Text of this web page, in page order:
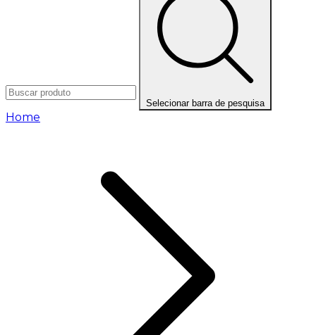
Selecionar barra de pesquisa
Home